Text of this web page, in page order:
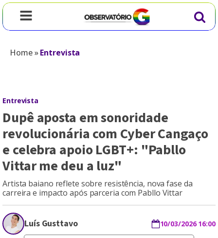
Home»Entrevista
Entrevista
Dupê aposta em sonoridade
revolucionária com Cyber Cangaço
e celebra apoio LGBT+: "Pabllo
Vittar me deu a luz"
Artista baiano reflete sobre resistência, nova fase da
carreira e impacto após parceria com Pabllo Vittar
Luís Gusttavo 10/03/2026 16:00